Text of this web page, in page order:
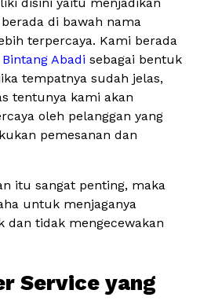
di bawah nama
terpercaya. Kami berada
Bintang Abadi sebagai bentuk
tempatnya sudah jelas,
tentunya kami akan
oleh pelanggan yang
pemesanan dan
itu sangat penting, maka
untuk menjaganya
dan tidak mengecewakan
Service yang